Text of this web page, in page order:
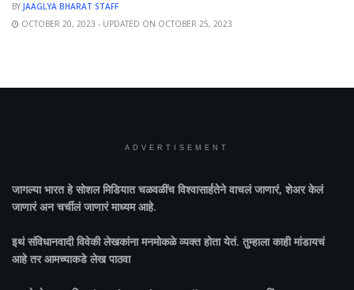
BY JAAGLYA BHARAT STAFF
OCTOBER 20, 2023 - UPDATED ON OCTOBER 25, 2023
ADVERTISEMENT
जागल्या भारतहे सोशल मिडियात चळवळींच विश्वासार्हतेने वाचलं जाणारं, शेअर केलं
जाणारं अन चर्चीलं जाणारं माध्यम आहे.
इथं संविधानवादी विवेकी लेखकांना मनमोकळे व्यक्त होता येतं. तुम्हाला काही मांडायचं
आहे तर आमच्याकडे लेख पाठवा